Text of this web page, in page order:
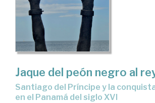
Jaque del peón negro al
Santiago del Príncipe y la conquista de la libertad
en el Panamá del siglo XVI